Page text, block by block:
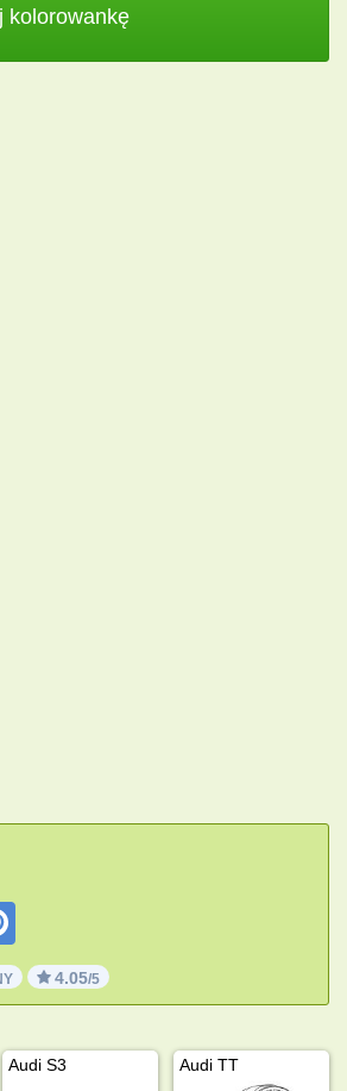
kolorowankę
4.05/5
Audi S3 Audi TT